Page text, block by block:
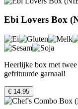
Ebi Lovers Box
Heerlijke box met
gefrituurde garnaal!
€ 14.95